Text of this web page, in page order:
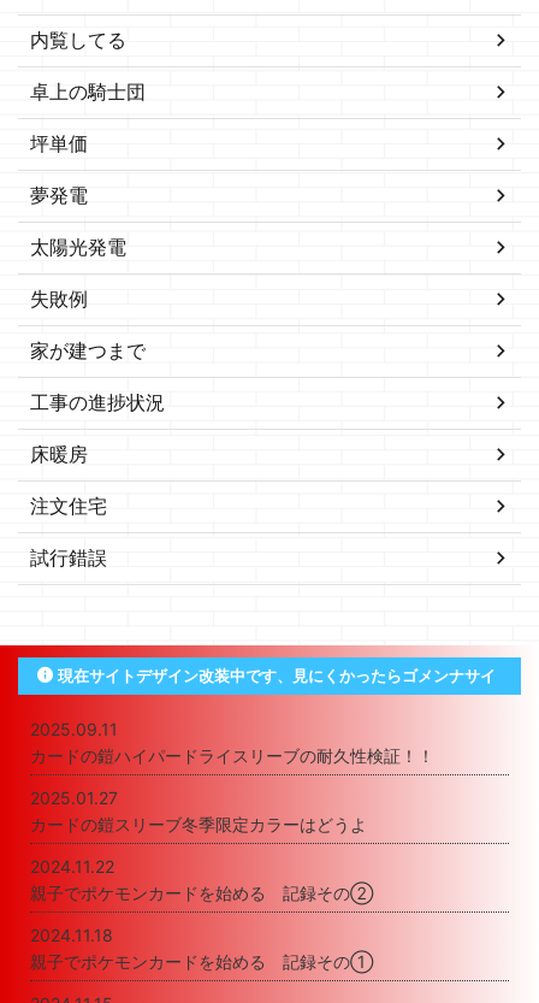
内覧してる
卓上の騎士団
坪単価
夢発電
太陽光発電
失敗例
家が建つまで
工事の進捗状況
床暖房
注文住宅
試行錯誤
現在サイトデザイン改装中です、見にくかったらゴメンナサイ
2025.09.11
カードの鎧ハイパードライスリーブの耐久性検証！！
2025.01.27
カードの鎧スリーブ冬季限定カラーはどうよ
2024.11.22
親子でポケモンカードを始める 記録その②
2024.11.18
親子でポケモンカードを始める 記録その①